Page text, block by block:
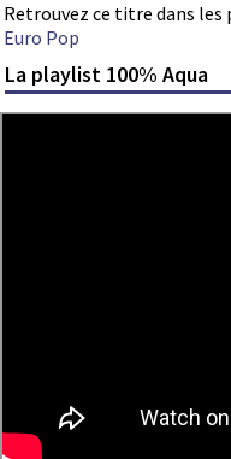
Retrouvez ce titre dans
Euro Pop
La playlist 100% Aqua